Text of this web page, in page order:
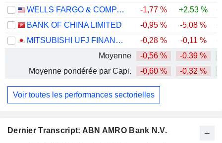
Dernier Transcript: ABN AMRO Bank N.V.
WELLS FARGO & COMPANY -1,77 % +2,53 %
BANK OF CHINA LIMITED
-0,95 % -5,08 %
MITSUBISHI UFJ FINANCIAL GROUP, INC.
-0,28 % -0,11 %
Moyenne
-0,56 % -0,39 %
Moyenne pondérée par Capi.
-0,60 % -0,32 %
Voir toutes les performances sectorielles